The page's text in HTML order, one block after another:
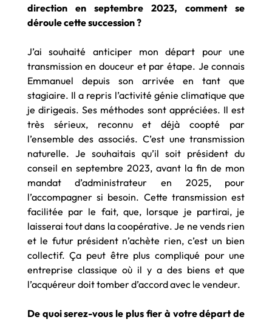
direction en septembre 2023, comment se
déroule cette succession ?
J’ai souhaité anticiper mon départ pour une
transmission en douceur et par étape. Je connais
Emmanuel depuis son arrivée en tant que
stagiaire. Il a repris l’activité génie climatique que
je dirigeais. Ses méthodes sont appréciées. Il est
très sérieux, reconnu et déjà coopté par
l’ensemble des associés. C’est une transmission
naturelle. Je souhaitais qu’il soit président du
conseil en septembre 2023, avant la fin de mon
mandat d’administrateur en 2025, pour
l’accompagner si besoin. Cette transmission est
facilitée par le fait, que, lorsque je partirai, je
laisserai tout dans la coopérative. Je ne vends rien
et le futur président n’achète rien, c’est un bien
collectif. Ça peut être plus compliqué pour une
entreprise classique où il y a des biens et que
l’acquéreur doit tomber d’accord avec le vendeur.
De quoi serez-vous le plus fier à votre départ de